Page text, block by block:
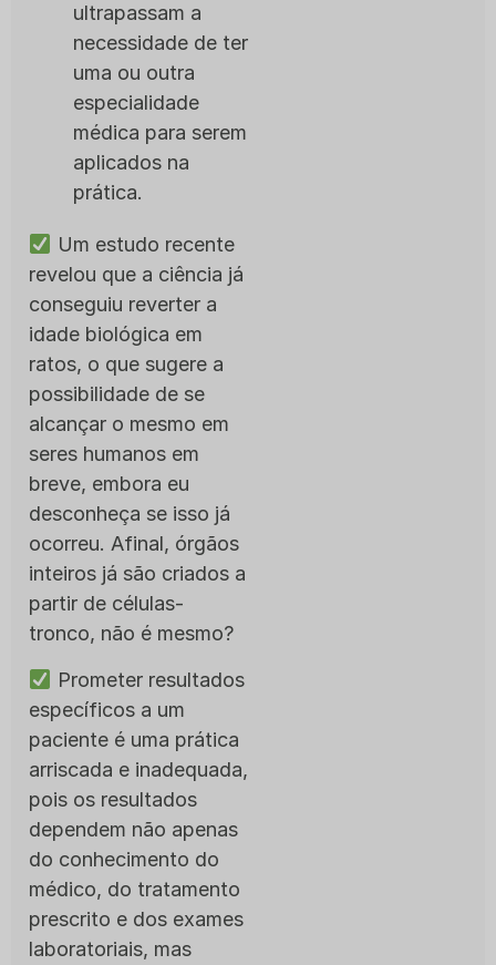
ultrapassam a
necessidade de ter
uma ou outra
especialidade
médica para serem
aplicados na
prática.
Um estudo recente
revelou que a ciência já
conseguiu reverter a
idade biológica em
ratos, o que sugere a
possibilidade de se
alcançar o mesmo em
seres humanos em
breve, embora eu
desconheça se isso já
ocorreu. Afinal, órgãos
inteiros já são criados a
partir de células-
tronco, não é mesmo?
Prometer resultados
específicos a um
paciente é uma prática
arriscada e inadequada,
pois os resultados
dependem não apenas
do conhecimento do
médico, do tratamento
prescrito e dos exames
laboratoriais, mas